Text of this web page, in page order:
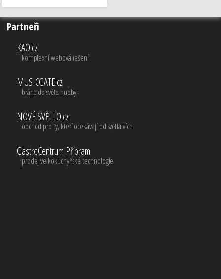
Partneři
KAO.cz
komplexní webová řešení
MUSICGATE.cz
brána do světa hudby
NOVÉ SVĚTLO.cz
obchod pro ty, kteří očekávají od světla více
GastroCentrum Příbram
prodej velkokuchyňské technologie